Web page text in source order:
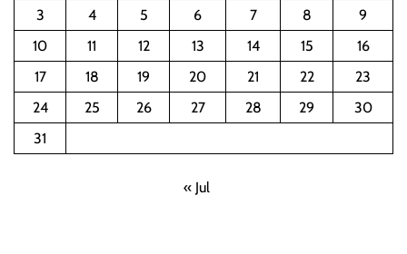
3
4 5 6 7 8
9
10
11 12 13 14 15
16
17
18 19 20 21 22
23
24
25 26 27 28 29
30
31
« Jul